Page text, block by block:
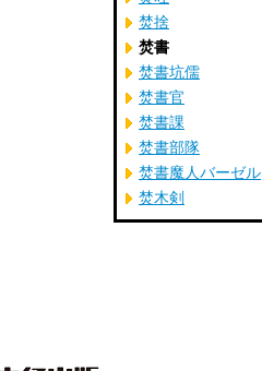
焚捨
焚書
焚書坑儒
焚書官
焚書課
焚書部隊
焚書魔人バーゼル
焚木剣